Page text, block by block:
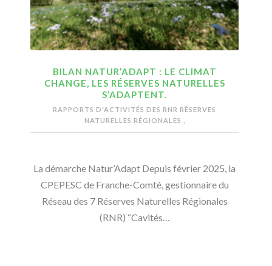
BILAN NATUR’ADAPT : LE CLIMAT
CHANGE, LES RÉSERVES NATURELLES
S’ADAPTENT.
RAPPORTS D'ACTIVITÉS DES RNR RÉSERVES
NATURELLES RÉGIONALES
La démarche Natur’Adapt Depuis février 2025, la
CPEPESC de Franche-Comté, gestionnaire du
Réseau des 7 Réserves Naturelles Régionales
(RNR) “Cavités…